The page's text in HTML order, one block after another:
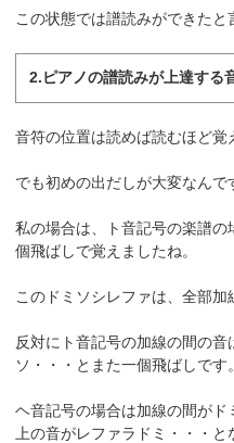
この状態では譜読みができたと
2.ピアノの譜読みが上達する
音符の位置は読めば読むほど覚
でも初めの出だしが大変なんで
私の場合は、ト音記号の楽譜
個飛ばしで覚えましたね。
このドミソシレファは、全部加
反対にト音記号の加線の間の音
ソ・・・とまた一個飛ばしです。
ヘ音記号の場合は加線の間が
上の音がレファラドミ・・・と